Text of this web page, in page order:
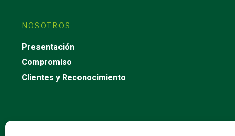
NOSOTROS
Presentación
Compromiso
Clientes y Reconocimiento